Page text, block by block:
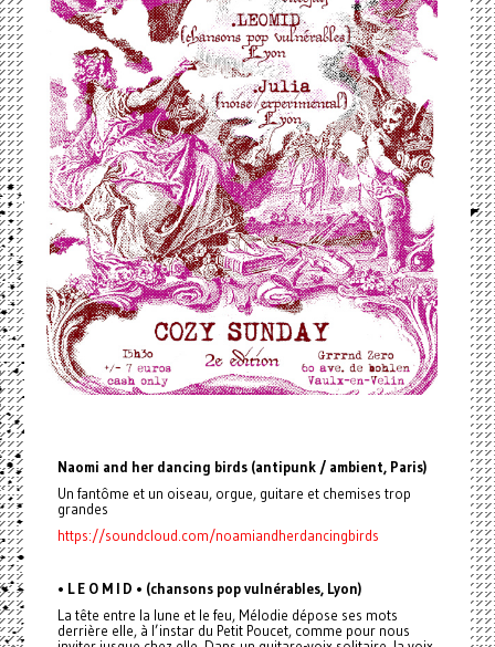
Naomi and her dancing birds (antipunk / ambient, Paris)
Un fantôme et un oiseau, orgue, guitare et chemises trop
grandes
https://soundcloud.com/noamiandherdancingbirds
• L E O M I D • (chansons pop vulnérables, Lyon)
La tête entre la lune et le feu, Mélodie dépose ses mots
derrière elle, à l’instar du Petit Poucet, comme pour nous